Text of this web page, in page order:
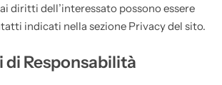
diritti dell’interessato possono essere
indicati nella sezione Privacy del sito.
di Responsabilità